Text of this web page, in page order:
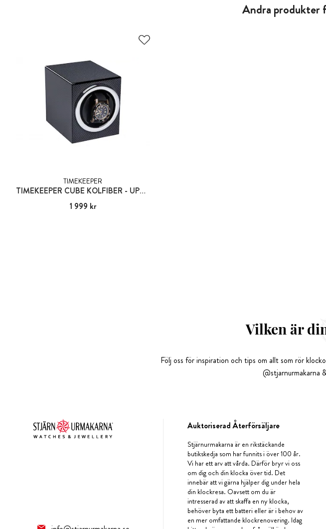
Andra produkter
TIMEKEEPER
TIMEKEEPER CUBE KOLFIBER - UPPDRAGARE FÖR 1 KLOCKA
Pris :1 999 kr
1 999 kr
Vilken är
Följ oss för inspiration och tips om allt som rör
@stjarnurmakarna
Auktoriserad Återförsäljare
Stjärnurmakarna är en rikstäckande
butikskedja som har funnits i över 100 år.
Vi har ett arv att vårda. Därför bryr vi oss
om dig och din klocka över tid. Det
innebär att vi gärna hjälper dig under hela
din klockresa. Oavsett om du är
intresserad av att skaffa en ny klocka,
behöver byta ett batteri eller är i behov av
en mer omfattande klockrenovering. Idag